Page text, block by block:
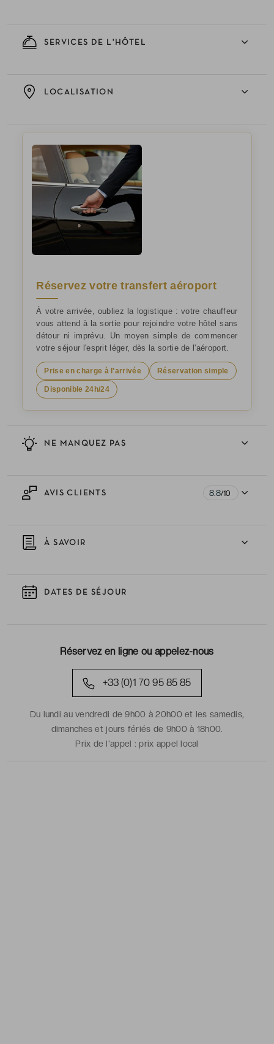
SERVICES DE L'HÔTEL
NE MANQUEZ PAS
LOCALISATION
AVIS CLIENTS 8.8/10
À SAVOIR
DATES DE SÉJOUR
Réservez en ligne ou appelez-nous
+33 (0)1 70 95 85 85
Du lundi au vendredi de 9h00 à 20h00 et les samedis,
dimanches et jours fériés de 9h00 à 18h00.
Prix de l'appel :prix appel local
Réservez votre transfert aéroport
À votre arrivée, oubliez la logistique : votre chauffeur
vous attend à la sortie pour rejoindre votre hôtel sans
détour ni imprévu. Un moyen simple de commencer
votre séjour l'esprit léger, dès la sortie de l'aéroport.
Prise en charge à l'arrivée Réservation simple
Disponible 24h/24